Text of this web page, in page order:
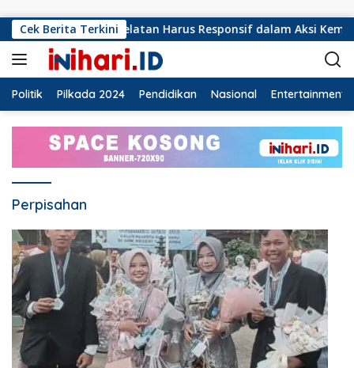
Cek Berita Terkini
PMI Lampung Selatan Harus Responsif dalam Aksi
Politik Pilkada 2024 Pendidikan Nasional Entertainment
Perpisahan